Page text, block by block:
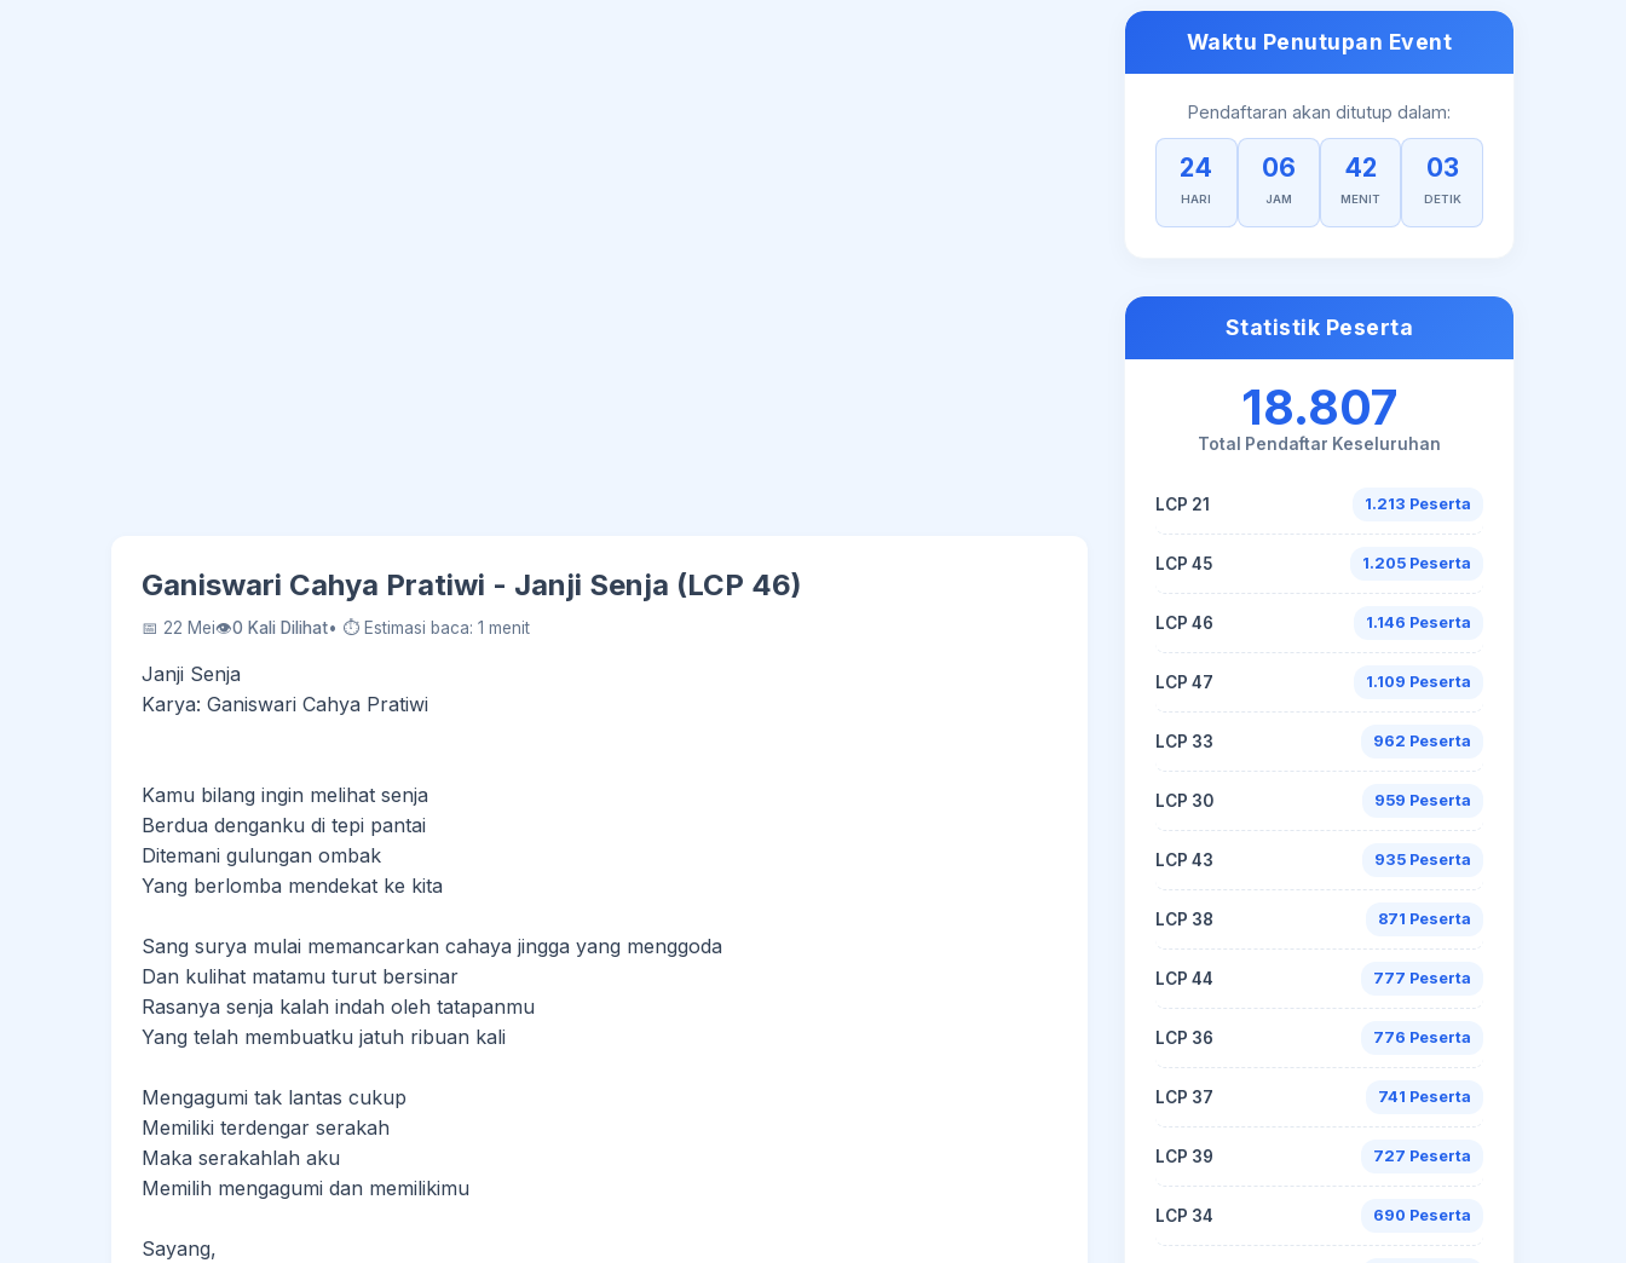
Ganiswari Cahya Pratiwi - Janji Senja (LCP 46)
📅 22 Mei👁0 Kali Dilihat• ⏱ Estimasi baca: 1 menit
Janji Senja
Karya: Ganiswari Cahya Pratiwi
Kamu bilang ingin melihat senja
Berdua denganku di tepi pantai
Ditemani gulungan ombak
Yang berlomba mendekat ke kita
Sang surya mulai memancarkan cahaya jingga yang menggoda
Dan kulihat matamu turut bersinar
Rasanya senja kalah indah oleh tatapanmu
Yang telah membuatku jatuh ribuan kali
Mengagumi tak lantas cukup
Memiliki terdengar serakah
Maka serakahlah aku
Memilih mengagumi dan memilikimu
Sayang,
Waktu Penutupan Event
Pendaftaran akan ditutup dalam:
24
HARI
06
JAM
42
MENIT
02
DETIK
Statistik Peserta
18.807
Total Pendaftar Keseluruhan
LCP 21 1.213 Peserta
LCP 45 1.205 Peserta
LCP 46 1.146 Peserta
LCP 47 1.109 Peserta
LCP 33 962 Peserta
LCP 30 959 Peserta
LCP 43 935 Peserta
LCP 38 871 Peserta
LCP 44 777 Peserta
LCP 36 776 Peserta
LCP 37 741 Peserta
LCP 39 727 Peserta
LCP 34 690 Peserta